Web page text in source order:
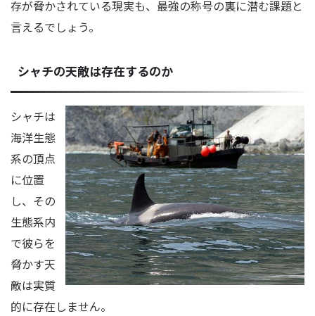
存が脅かされている現実も、最強の称号の裏に潜む課題と
言えるでしょう。
シャチの天敵は存在するのか
シャチは
海洋生態
系の頂点
に位置
し、その
生態系内
で彼らを
脅かす天
敵は実質
的に存在しません。